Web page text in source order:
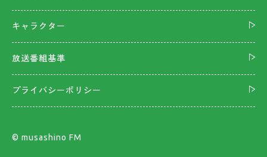
キャラクター
放送番組基準
プライバシーポリシー
©︎ musashino FM